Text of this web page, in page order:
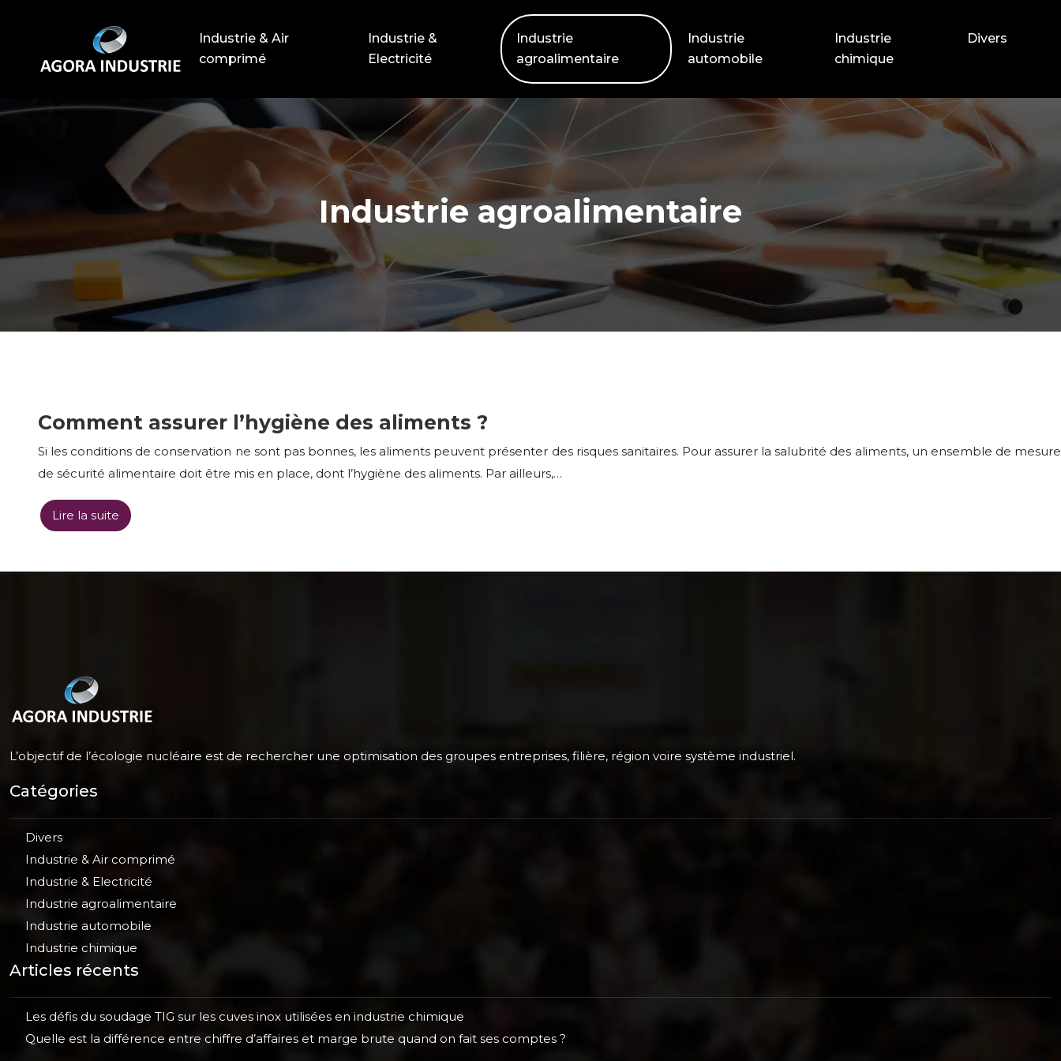
Industrie & Air
comprimé
Industrie &
Electricité
Industrie
agroalimentaire
Industrie
automobile
Industrie
chimique
Divers
Industrie agroalimentaire
Comment assurer l’hygiène des aliments ?
Si les conditions de conservation ne sont pas bonnes, les aliments peuvent présenter des risques sanitaires. Pour assurer la salubrité des aliments, un ensemble de mesure
de sécurité alimentaire doit être mis en place, dont l’hygiène des aliments. Par ailleurs,…
Lire la suite
L’objectif de l’écologie nucléaire est de rechercher une optimisation des groupes entreprises, filière, région voire système industriel.
Catégories
Divers
Industrie & Air comprimé
Industrie & Electricité
Industrie agroalimentaire
Industrie automobile
Industrie chimique
Articles récents
Les défis du soudage TIG sur les cuves inox utilisées en industrie chimique
Quelle est la différence entre chiffre d’affaires et marge brute quand on fait ses comptes ?